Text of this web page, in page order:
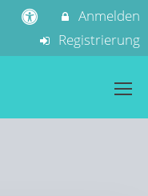
Anmelden
Registrierung